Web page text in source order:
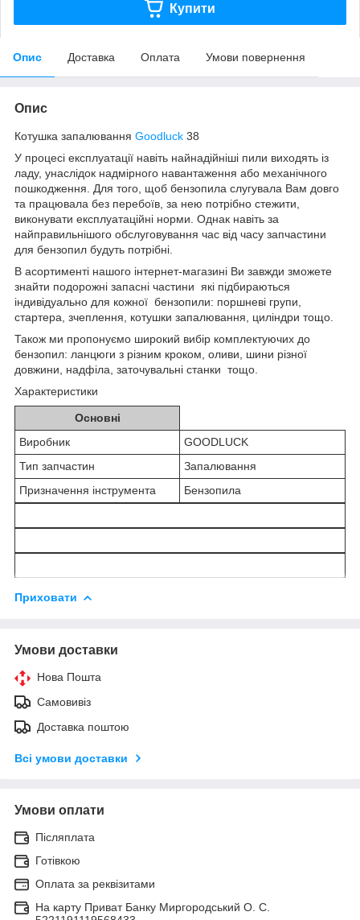
Купити
Опис Доставка Оплата Умови повернення
Опис
Котушка запалювання Goodluck 38
У процесі експлуатації навіть найнадійніші пили виходять із
ладу, унаслідок надмірного навантаження або механічного
пошкодження. Для того, щоб бензопила слугувала Вам довго
та працювала без перебоїв, за нею потрібно стежити,
виконувати експлуатаційні норми. Однак навіть за
найправильнішого обслуговування час від часу запчастини
для бензопил будуть потрібні.
В асортименті нашого інтернет-магазині Ви завжди зможете
знайти подорожні запасні частини які підбираються
індивідуально для кожної бензопили: поршневі групи,
стартера, зчеплення, котушки запалювання, циліндри тощо.
Також ми пропонуємо широкий вибір комплектуючих до
бензопил: ланцюги з різним кроком, оливи, шини різної
довжини, надфіла, заточувальні станки тощо.
Характеристики
Основні
Виробник
GOODLUCK
Тип запчастин
Запалювання
Призначення інструмента
Бензопила
Приховати
Умови доставки
Нова Пошта
Самовивіз
Доставка поштою
Всі умови доставки
Умови оплати
Післяплата
Готівкою
Оплата за реквізитами
На карту Приват Банку Миргородський О. С.